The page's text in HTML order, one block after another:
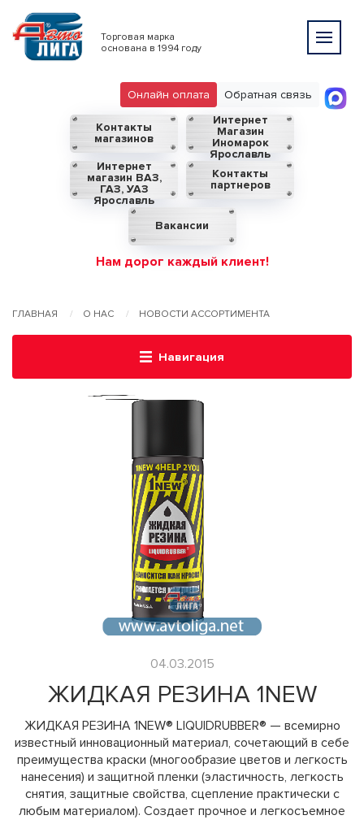
Торговая марка
основана в 1994 году
Обратная связь
Онлайн оплата
Контакты
магазинов
Интернет
Магазин
Иномарок
Ярославль
Интернет
магазин ВАЗ,
ГАЗ, УАЗ
Ярославль
Контакты
партнеров
Вакансии
Нам дорог каждый клиент!
ГЛАВНАЯ О НАС НОВОСТИ АССОРТИМЕНТА
Навигация
04.03.2015
ЖИДКАЯ РЕЗИНА 1NEW
ЖИДКАЯ РЕЗИНА 1NEW® LIQUIDRUBBER® — всемирно
известный инновационный материал, сочетающий в себе
преимущества краски (многообразие цветов и легкость
нанесения) и защитной пленки (эластичность, легкость
снятия, защитные свойства, сцепление практически с
любым материалом). Создает прочное и легкосъемное